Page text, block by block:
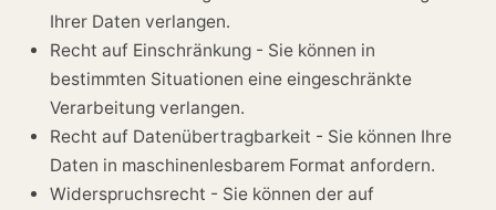
Ihrer Daten verlangen.
Recht auf Einschränkung - Sie können in
bestimmten Situationen eine eingeschränkte
Verarbeitung verlangen.
Recht auf Datenübertragbarkeit - Sie können Ihre
Daten in maschinenlesbarem Format anfordern.
Widerspruchsrecht - Sie können der auf